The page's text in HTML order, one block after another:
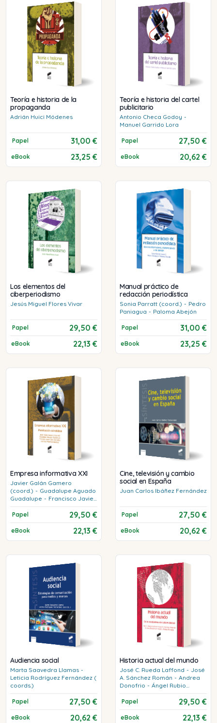
Teoría e historia de la
propaganda
Adrián Huici Módenes
Papel 31,00 €
eBook 23,25 €
Teoría e historia del cartel
publicitario
Antonio Checa Godoy -
Manuel Garrido Lora
Papel 27,50 €
eBook 20,62 €
Los elementos del
ciberperiodismo
Jesús Miguel Flores Vivar
Papel 29,50 €
eBook 22,13 €
Manual práctico de
redacción periodística
Sonia Parratt (coord.) - Pedro
Paniagua - Paloma Abejón
Papel 31,00 €
eBook 23,25 €
Empresa informativa XXI
Javier Galán Gamero
(coord.) - Guadalupe Aguado
Guadalupe - Francisco Javier
Caro González - Juan Luis
Manfredi Sánchez
Papel 29,50 €
eBook 22,13 €
Cine, televisión y cambio
social en España
Juan Carlos Ibáñez Fernández
Papel 27,50 €
eBook 20,62 €
Audiencia social
Marta Saavedra Llamas -
Leticia Rodríguez Fernández (
coords.)
Papel 27,50 €
eBook 20,62 €
Historia actual del mundo
José C. Rueda Laffond - José
A. Sánchez Román - Andrea
Donofrio - Ángel Rubio
Moraga
Papel
29,50 €
eBook 22,13 €